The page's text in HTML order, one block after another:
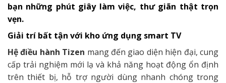
bạn những phút giây làm việc, thư giãn thật trọn
vẹn.
Giải trí bất tận với kho ứng dụng smart TV
Hệ điều hành Tizen mang đến giao diện hiện đại, cung
cấp trải nghiệm mới lạ và khả năng hoạt động ổn định
trên thiết bị, hỗ trợ người dùng nhanh chóng trong